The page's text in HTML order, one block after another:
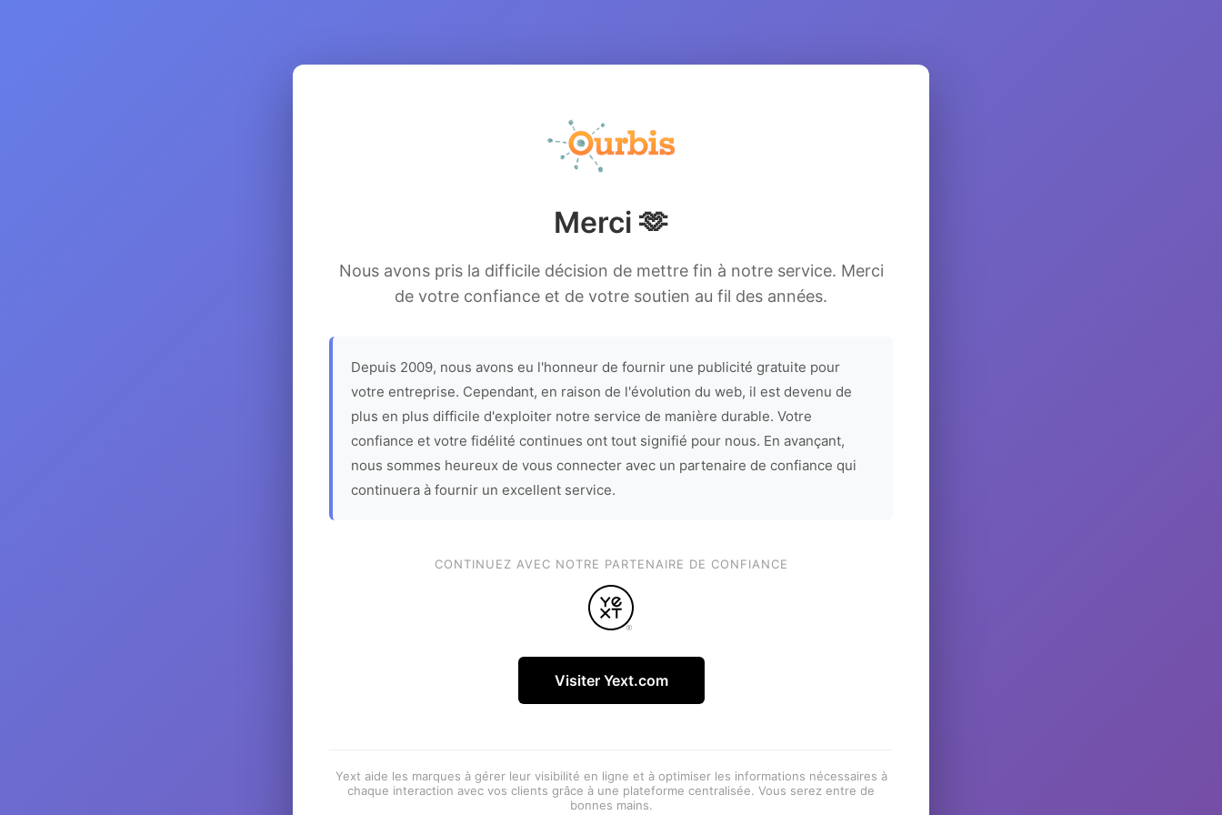
Merci 🫶
Nous avons pris la difficile décision de mettre fin à notre service. Merci
de votre confiance et de votre soutien au fil des années.
Depuis 2009, nous avons eu l'honneur de fournir une publicité gratuite pour
votre entreprise. Cependant, en raison de l'évolution du web, il est devenu de
plus en plus difficile d'exploiter notre service de manière durable. Votre
confiance et votre fidélité continues ont tout signifié pour nous. En avançant,
nous sommes heureux de vous connecter avec un partenaire de confiance qui
continuera à fournir un excellent service.
CONTINUEZ AVEC NOTRE PARTENAIRE DE CONFIANCE
Visiter Yext.com
Yext aide les marques à gérer leur visibilité en ligne et à optimiser les informations nécessaires à
chaque interaction avec vos clients grâce à une plateforme centralisée. Vous serez entre de
bonnes mains.